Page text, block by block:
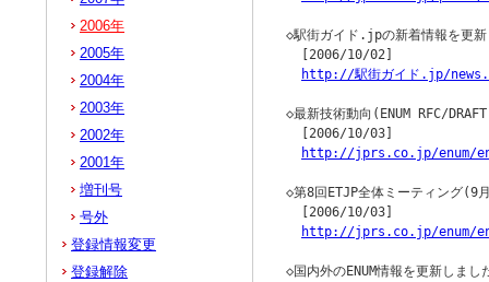
◇駅街ガイド.jpの新着情報を更新
  [2006/10/02]
http://駅街ガイド.jp/
◇最新技術動向(ENUM RFC/
  [2006/10/03]
http://jprs.co.jp/enum/
◇第8回ETJP全体ミーティング(9
  [2006/10/03]
http://jprs.co.jp/enum/
◇国内外のENUM情報を更新しまし
2006年
2005年
2004年
2003年
2002年
2001年
増刊号
号外
登録情報変更
登録解除